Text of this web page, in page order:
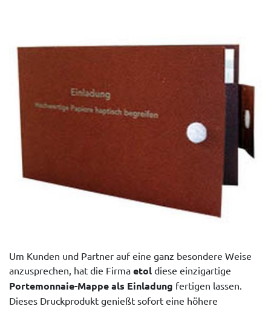
Um Kunden und Partner auf eine ganz besondere Weise
anzusprechen, hat die Firma etol diese einzigartige
Portemonnaie-Mappe als Einladung fertigen lassen.
Dieses Druckprodukt genießt sofort eine höhere